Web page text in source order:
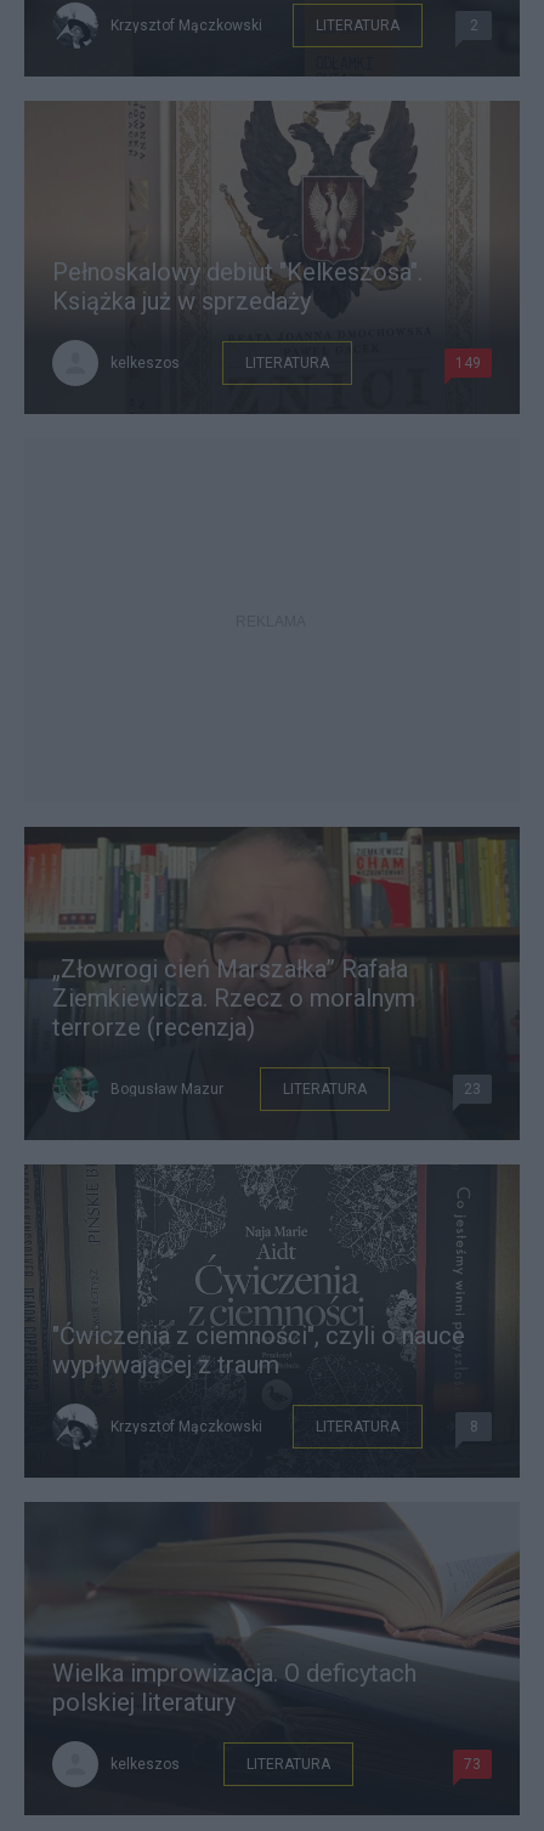
Krzysztof Mączkowski LITERATURA 2
Pełnoskalowy debiut "Kelkeszosa".
Książka już w sprzedaży
kelkeszos LITERATURA 149
„Złowrogi cień Marszałka” Rafała
Ziemkiewicza. Rzecz o moralnym
terrorze (recenzja)
Bogusław Mazur LITERATURA 23
"Ćwiczenia z ciemności", czyli o nauce
wypływającej z traum
Krzysztof Mączkowski LITERATURA 8
Wielka improwizacja. O deficytach
polskiej literatury
kelkeszos LITERATURA 73